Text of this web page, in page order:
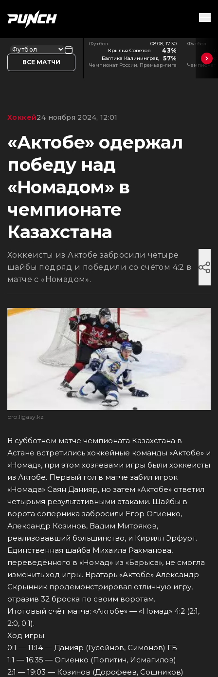
ВСЕ МАТЧИ
Футбол
08.08, 17:30
Крылья Советов
43%
Балтика Калининград 57%
Чемпионат России. Премьер-лига
Футбол
Чемпионат
Хоккей24 ноября 2024, 12:01
«Актобе» одержал
победу над
«Номадом» в
чемпионате
Казахстана
Хоккеисты из Актобе забросили четыре
шайбы подряд и победили со счётом 4:2 в
матче с «Номадом».
pro.ligasy.kz
В субботнем матче чемпионата Казахстана в
Астане встретились хоккейные команды «Актобе» и
«Номад», при этом хозяевами игры были хоккеисты
из Актобе. Первый гол в матче забил игрок
«Номада» Саян Данияр, но затем «Актобе» ответил
четырьмя результативными атаками. Шайбы в
ворота соперника забросили Егор Огиенко,
Александр Козинов, Вадим Митряков,
реализовавший большинство, и Кирилл Эрфурт.
Единственная шайба Михаила Рахманова,
переведённого в «Номад» из «Барыса», не смогла
изменить ход игры. Вратарь «Актобе» Александр
Скрынник продемонстрировал отличную игру,
отразив 32 броска по своим воротам.
Итоговый счёт матча: «Актобе» — «Номад» 4:2 (2:1,
2:0, 0:1).
Ход игры:
0:1 — 11:14 — Данияр (Гусейнов, Симонов) ГБ
1:1 — 16:35 — Огиенко (Попитич, Исмагилов)
2:1 — 19:03 — Козинов (Дорофеев, Сошников)